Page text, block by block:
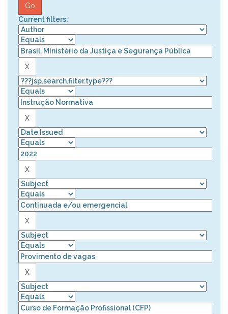
Current filters: